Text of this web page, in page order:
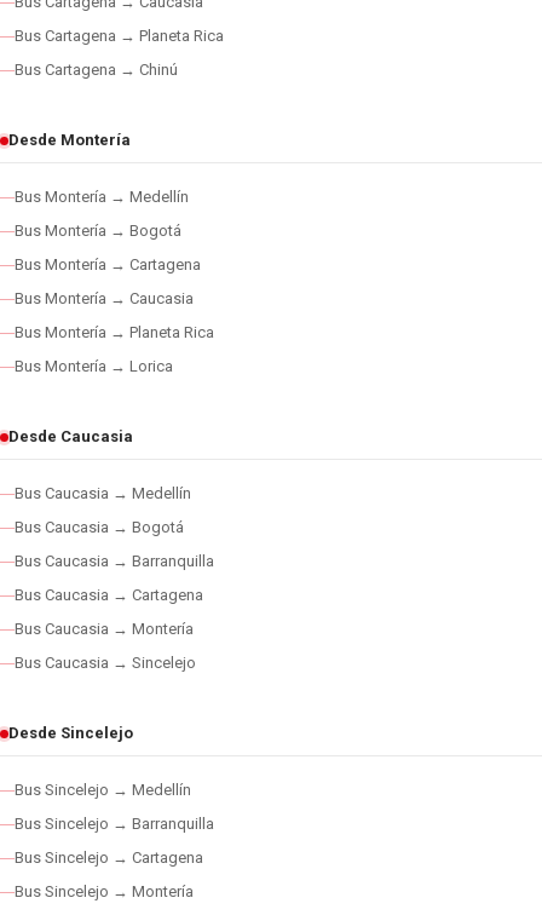
Bus Cartagena → Planeta Rica
Bus Cartagena → Chinú
Desde Montería
Bus Montería → Medellín
Bus Montería → Bogotá
Bus Montería → Cartagena
Bus Montería → Caucasia
Bus Montería → Planeta Rica
Bus Montería → Lorica
Desde Caucasia
Bus Caucasia → Medellín
Bus Caucasia → Bogotá
Bus Caucasia → Barranquilla
Bus Caucasia → Cartagena
Bus Caucasia → Montería
Bus Caucasia → Sincelejo
Desde Sincelejo
Bus Sincelejo → Medellín
Bus Sincelejo → Barranquilla
Bus Sincelejo → Cartagena
Bus Sincelejo → Montería